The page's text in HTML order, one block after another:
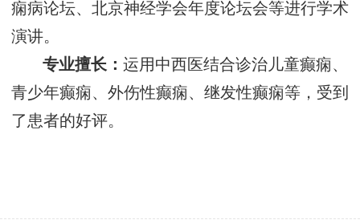
痫病论坛、北京神经学会年度论坛会等进行学术
演讲。
专业擅长：运用中西医结合诊治儿童癫痫、
青少年癫痫、外伤性癫痫、继发性癫痫等，受到
了患者的好评。